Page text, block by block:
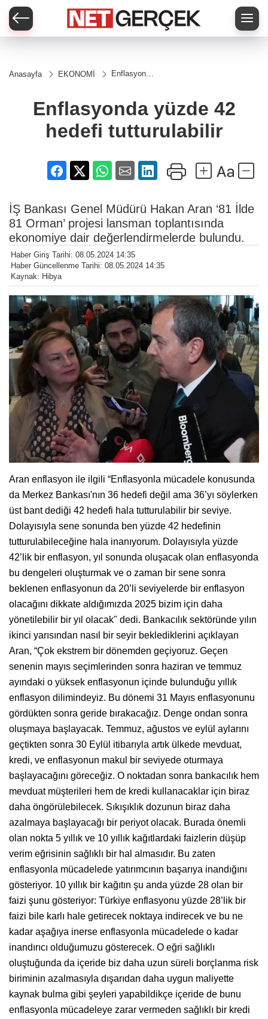
Anasayfa EKONOMİ
Enflasyonda
tutturulabilir
Enflasyonda yüzde 42
hedefi tutturulabilir
İŞ Bankası Genel Müdürü Hakan Aran ‘81 İlde
81 Orman’ projesi lansman toplantısında
ekonomiye dair değerlendirmelerde bulundu.
Haber Giriş Tarihi: 08.05.2024 14:35
Haber Güncellenme Tarihi: 08.05.2024 14:35
Kaynak: Hibya
Aran enflasyon ile ilgili “Enflasyonla mücadele konusunda
da Merkez Bankası'nın 36 hedefi değil ama 36’yı söylerken
üst bant dediği 42 hedefi hala tutturulabilir bir seviye.
Dolayısıyla sene sonunda ben yüzde 42 hedefinin
tutturulabileceğine hala inanıyorum. Dolayısıyla yüzde
42’lik bir enflasyon, yıl sonunda oluşacak olan enflasyonda
bu dengeleri oluşturmak ve o zaman bir sene sonra
beklenen enflasyonun da 20’li seviyelerde bir enflasyon
olacağını dikkate aldığımızda 2025 bizim için daha
yönetilebilir bir yıl olacak" dedi. Bankacılık sektöründe yılın
ikinci yarısından nasıl bir seyir beklediklerini açıklayan
Aran, “Çok ekstrem bir dönemden geçiyoruz. Geçen
senenin mayıs seçimlerinden sonra haziran ve temmuz
ayındaki o yüksek enflasyonun içinde bulunduğu yıllık
enflasyon dilimindeyiz. Bu dönemi 31 Mayıs enflasyonunu
gördükten sonra geride bırakacağız. Denge ondan sonra
oluşmaya başlayacak. Temmuz, ağustos ve eylül aylarını
geçtikten sonra 30 Eylül itibarıyla artık ülkede mevduat,
kredi, ve enflasyonun makul bir seviyede oturmaya
başlayacağını göreceğiz. O noktadan sonra bankacılık hem
mevduat müşterileri hem de kredi kullanacaklar için biraz
daha öngörülebilecek. Sıkışıklık dozunun biraz daha
azalmaya başlayacağı bir periyot olacak. Burada önemli
olan nokta 5 yıllık ve 10 yıllık kağıtlardaki faizlerin düşüp
verim eğrisinin sağlıklı bir hal almasıdır. Bu zaten
enflasyonla mücadelede yatırımcının başarıya inandığını
gösteriyor. 10 yıllık bir kağıtın şu anda yüzde 28 olan bir
faizi şunu gösteriyor: Türkiye enflasyonu yüzde 28’lik bir
faizi bile karlı hale getirecek noktaya indirecek ve bu ne
kadar aşağıya inerse enflasyonla mücadelede o kadar
inandırıcı olduğumuzu gösterecek. O eğri sağlıklı
oluştuğunda da içeride biz daha uzun süreli borçlanma risk
biriminin azalmasıyla dışarıdan daha uygun maliyette
kaynak bulma gibi şeyleri yapabildikçe içeride de bunu
enflasyonla mücadeleye zarar vermeden sağlıklı bir kredi